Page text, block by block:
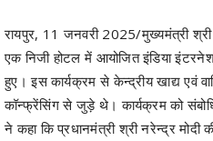
रायपुर, 11 जनवरी 2025/मुख्यमंत्री
एक निजी होटल में आयोजित इंडिया
हुए। इस कार्यक्रम से केन्द्रीय खाद्य एवं
कॉन्फ्रेंसिंग से जुड़े थे। कार्यक्रम को
ने कहा कि प्रधानमंत्री श्री नरेन्द्र